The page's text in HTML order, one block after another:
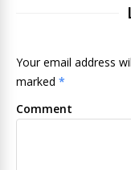
Your email address
marked *
Comment